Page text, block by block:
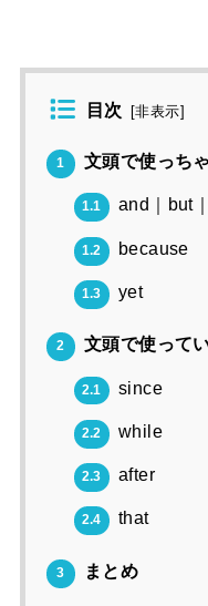
目次 [非表示]
1 文頭で使っち
1.1 and｜but
1.2 because
1.3 yet
2 文頭で使って
2.1 since
2.2 while
2.3 after
2.4 that
3 まとめ